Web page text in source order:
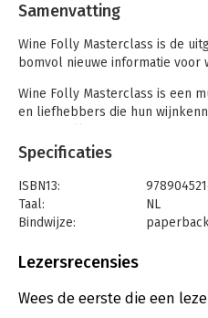
Samenvatting
Wine Folly Masterclass is de
bomvol nieuwe informatie voor
Wine Folly Masterclass is een
en liefhebbers die hun
De oorspronkelijke uitgave
ware sensatie, dankzij de
alles over wijn te leren. De
de perfecte gids voor iedereen
verdiepen.
Het boek bevat:
gecodeerd, om gemakkelijk
Specificaties
ISBN13:
Taal:
NL
Bindwijze:
Uitgever:
Verschijningsdatum:
13-11-2018
Lezersrecensies
Wees de eerste die een